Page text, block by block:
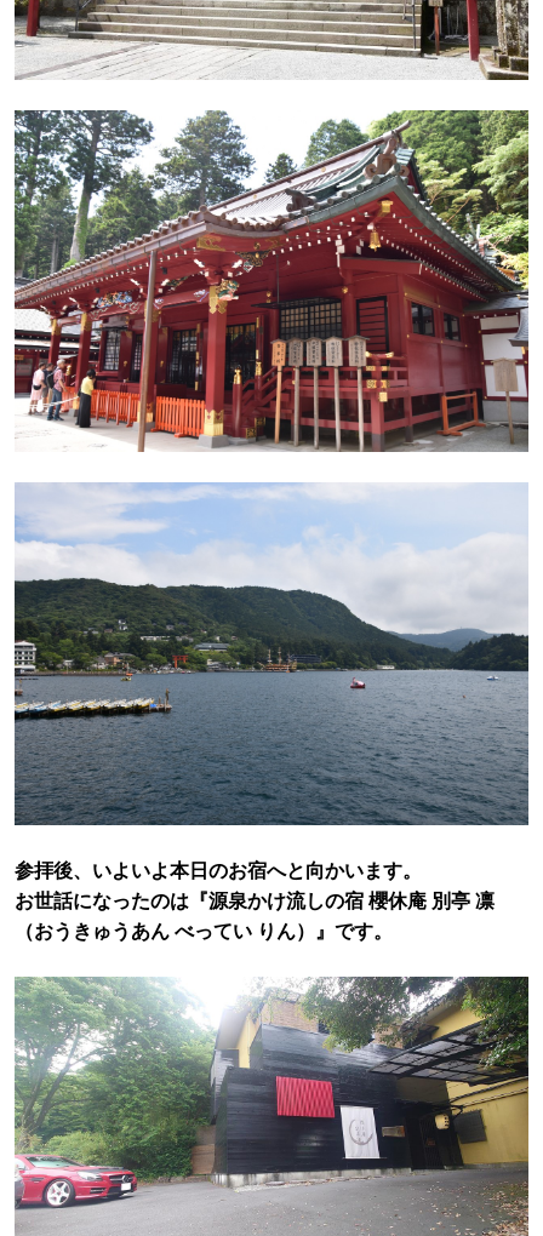
参拝後、いよいよ本日のお宿へと向かいます。
お世話になったのは『源泉かけ流しの宿 櫻休庵 別亭 凛
（おうきゅうあん べってい りん）』です。